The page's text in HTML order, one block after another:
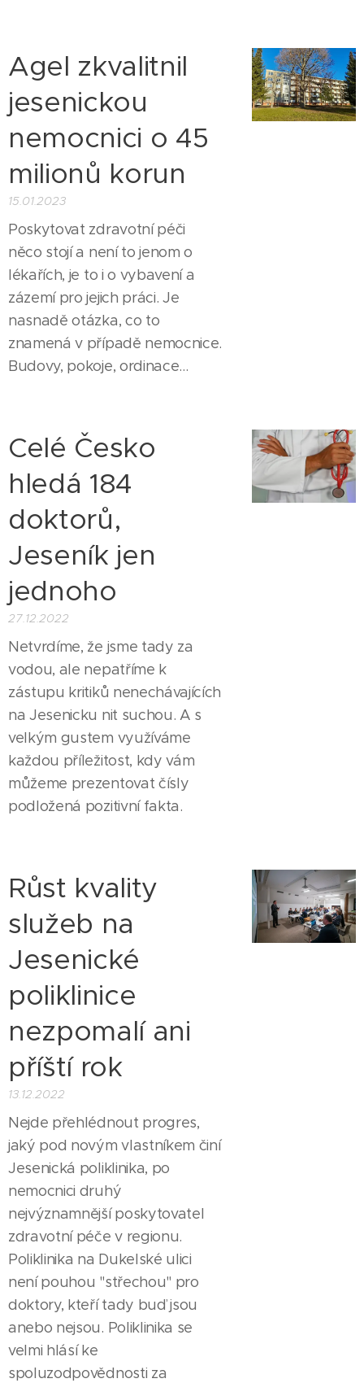
Agel zkvalitnil
jesenickou
nemocnici o 45
milionů korun
15.01.2023
Poskytovat zdravotní péči
něco stojí a není to jenom o
lékařích, je to i o vybavení a
zázemí pro jejich práci. Je
nasnadě otázka, co to
znamená v případě nemocnice.
Budovy, pokoje, ordinace...
Celé Česko
hledá 184
doktorů,
Jeseník jen
jednoho
27.12.2022
Netvrdíme, že jsme tady za
vodou, ale nepatříme k
zástupu kritiků nenechávajících
na Jesenicku nit suchou. A s
velkým gustem využíváme
každou příležitost, kdy vám
můžeme prezentovat čísly
podložená pozitivní fakta.
Růst kvality
služeb na
Jesenické
poliklinice
nezpomalí ani
příští rok
13.12.2022
Nejde přehlédnout progres,
jaký pod novým vlastníkem činí
Jesenická poliklinika, po
nemocnici druhý
nejvýznamnější poskytovatel
zdravotní péče v regionu.
Poliklinika na Dukelské ulici
není pouhou "střechou" pro
doktory, kteří tady buď jsou
anebo nejsou. Poliklinika se
velmi hlásí ke
spoluzodpovědnosti za